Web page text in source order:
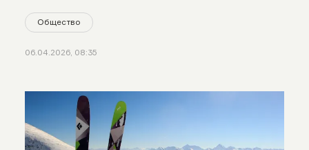
Общество
06.04.2026, 08:35